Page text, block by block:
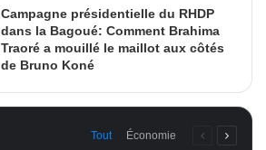
Campagne présidentielle du RHDP
dans la Bagoué: Comment Brahima
Traoré a mouillé le maillot aux côtés
de Bruno Koné
Tout Économie
PagePage